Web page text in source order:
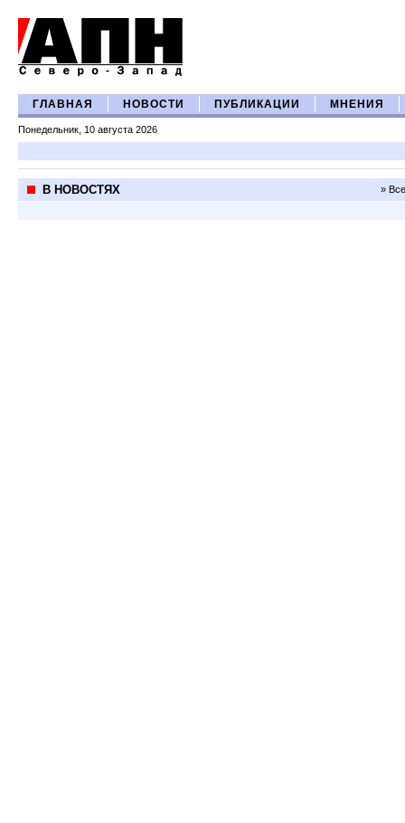
ГЛАВНАЯ НОВОСТИ ПУБЛИКАЦИИ МНЕНИЯ
Понедельник, 10 августа 2026
В НОВОСТЯХ »